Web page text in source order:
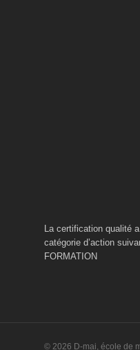
La certification qualité
catégorie d’action
FORMATION
© 2026 D-mai, école de